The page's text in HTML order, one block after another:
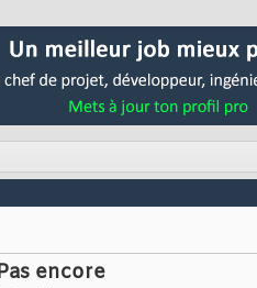
encore